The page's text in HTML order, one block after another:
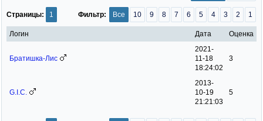
Все 10 9 8 7 6 5 4 3 2 1
Фильтр:
Страницы: 1
Логин Дата Оценка
Братишка-Лис
2021-
11-18
18:24:02
3
G.I.C.
2013-
10-19
21:21:03
5